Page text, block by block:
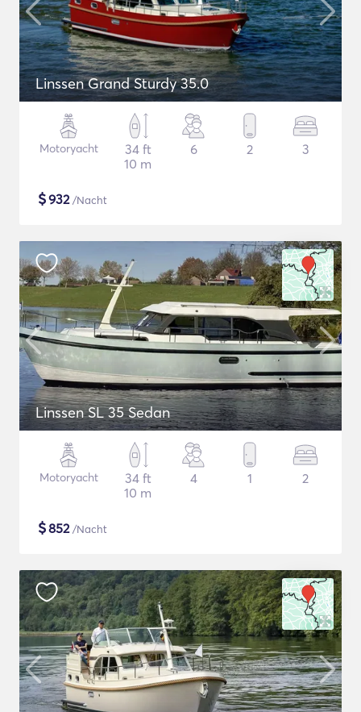
Linssen Grand Sturdy 35.0
Motoryacht
34 ft
10 m
6 2 3
$932/Nacht
Linssen SL 35 Sedan
Motoryacht
34 ft
10 m
4 1 2
$852/Nacht